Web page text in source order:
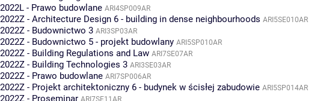
2022L - Prawo budowlane ARI4SP009AR
2022Z - Architecture Design 6 - building in dense neighbourhoods ARI5SE010AR
2022Z - Budownictwo 3 ARI3SP03AR
2022Z - Budownictwo 5 - projekt budowlany ARI5SP010AR
2022Z - Building Regulations and Law ARI7SE07AR
2022Z - Building Technologies 3 ARI3SE03AR
2022Z - Prawo budowlane ARI7SP006AR
2022Z - Projekt architektoniczny 6 - budynek w ścisłej zabudowie ARI5SP014AR
2022Z - Proseminar ARI7SE11AR